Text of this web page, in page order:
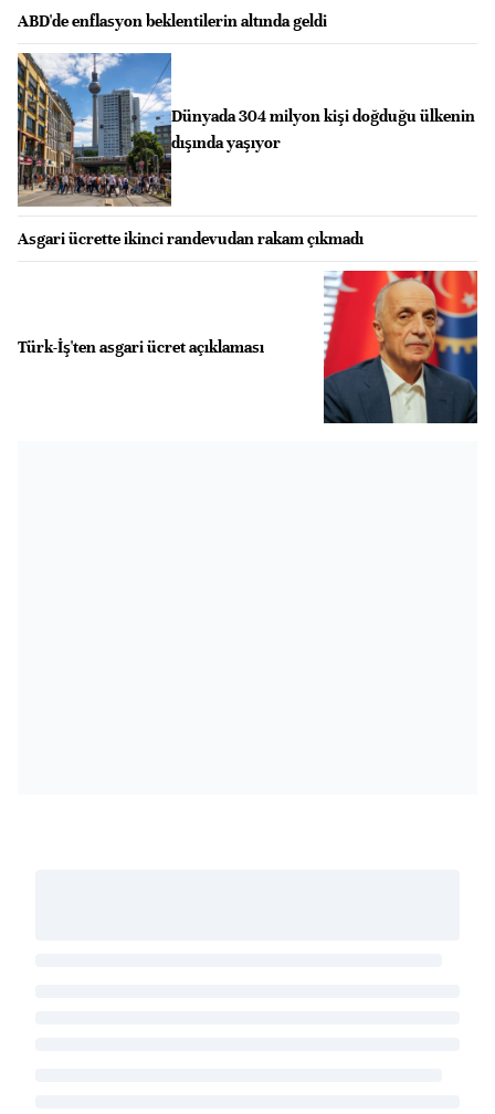
ABD'de enflasyon beklentilerin altında geldi
Dünyada 304 milyon kişi doğduğu ülkenin
dışında yaşıyor
Asgari ücrette ikinci randevudan rakam çıkmadı
Türk-İş'ten asgari ücret açıklaması